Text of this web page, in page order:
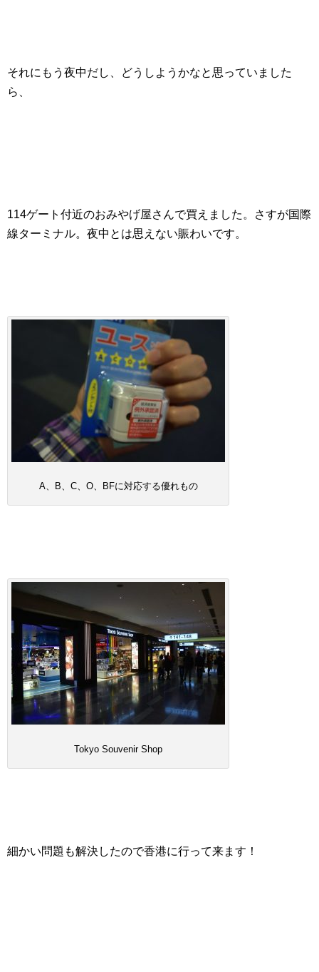
それにもう夜中だし、どうしようかなと思っていました
ら、
114ゲート付近のおみやげ屋さんで買えました。さすが国際
線ターミナル。夜中とは思えない賑わいです。
A、B、C、O、BFに対応する優れもの
Tokyo Souvenir Shop
細かい問題も解決したので香港に行って来ます！